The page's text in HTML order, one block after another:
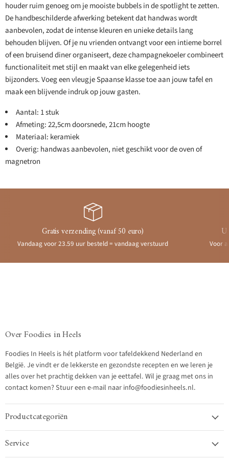
houder ruim genoeg om je mooiste bubbels in de spotlight te zetten.
De handbeschilderde afwerking betekent dat handwas wordt
aanbevolen, zodat de intense kleuren en unieke details lang
behouden blijven. Of je nu vrienden ontvangt voor een intieme borrel
of een bruisend diner organiseert, deze champagnekoeler combineert
functionaliteit met stijl en maakt van elke gelegenheid iets
bijzonders. Voeg een vleugje Spaanse klasse toe aan jouw tafel en
maak een blijvende indruk op jouw gasten.
Aantal: 1 stuk
Afmeting: 22,5cm doorsnede, 21cm hoogte
Materiaal: keramiek
Overig: handwas aanbevolen, niet geschikt voor de oven of
magnetron
Gratis verzending (vanaf 50 euro)
Vandaag voor 23.59 uur besteld = vandaag verstuurd Voor
Over Foodies in Heels
Foodies In Heels is hét platform voor tafeldekkend Nederland en
België. Je vindt er de lekkerste en gezondste recepten en we leren je
alles over het prachtig dekken van je eettafel. Wil je graag met ons in
contact komen? Stuur een e-mail naar info@foodiesinheels.nl.
Productcategoriën
Service